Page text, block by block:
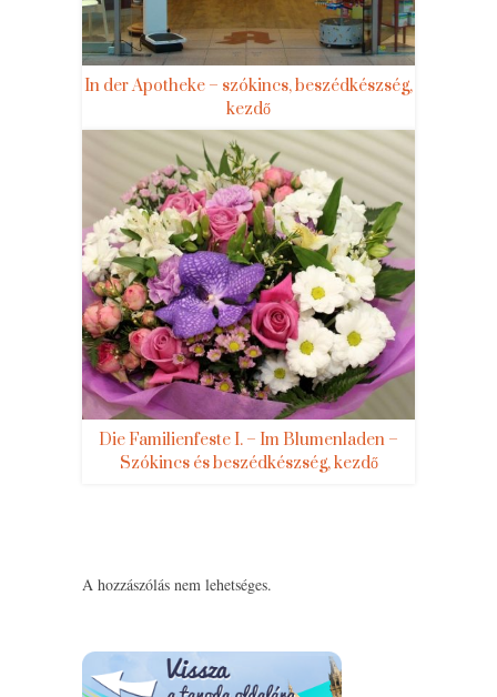
In der Apotheke – szókincs, beszédkészség,
kezdő
Die Familienfeste I. – Im Blumenladen –
Szókincs és beszédkészség, kezdő
A hozzászólás nem lehetséges.